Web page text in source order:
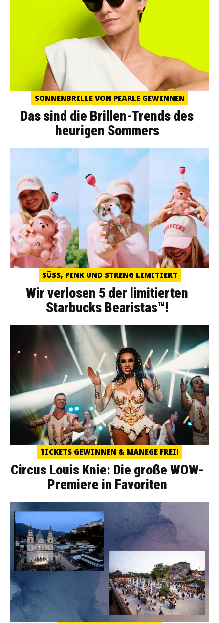
SONNENBRILLE VON PEARLE GEWINNEN
Das sind die Brillen-Trends des
heurigen Sommers
SÜSS, PINK UND STRENG LIMITIERT
Wir verlosen 5 der limitierten
Starbucks Bearistas™!
TICKETS GEWINNEN & MANEGE FREI!
Circus Louis Knie: Die große WOW-
Premiere in Favoriten